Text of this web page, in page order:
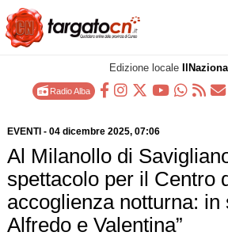
Edizione locale
Radio Alba
EVENTI - 04 dicembre 2025, 07:06
Al Milanollo di
spettacolo per il Centro
accoglienza notturna: in
Alfredo e Valentina”